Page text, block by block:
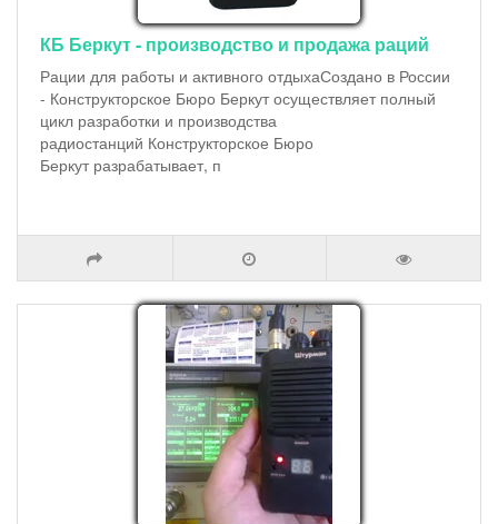
КБ Беркут - производство и продажа раций
Рации для работы и активного отдыхаСоздано в России
- Конструкторское Бюро Беркут осуществляет полный
цикл разработки и производства
радиостанций Конструкторское Бюро
Беркут разрабатывает, п